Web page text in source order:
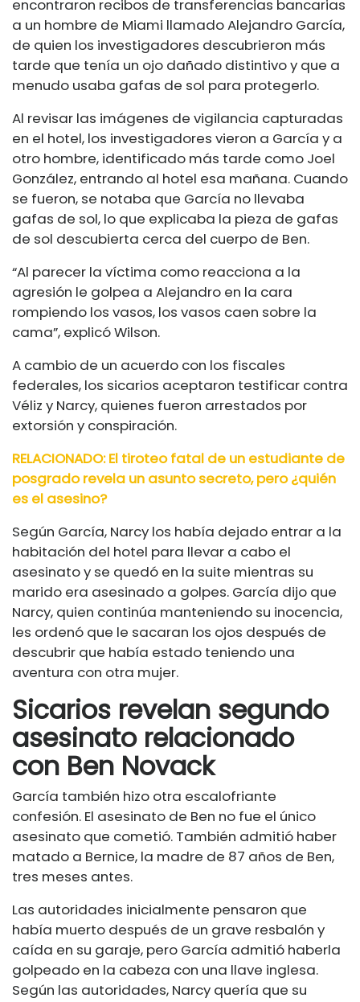
encontraron recibos de transferencias bancarias
a un hombre de Miami llamado Alejandro García,
de quien los investigadores descubrieron más
tarde que tenía un ojo dañado distintivo y que a
menudo usaba gafas de sol para protegerlo.
Al revisar las imágenes de vigilancia capturadas
en el hotel, los investigadores vieron a García y a
otro hombre, identificado más tarde como Joel
González, entrando al hotel esa mañana. Cuando
se fueron, se notaba que García no llevaba
gafas de sol, lo que explicaba la pieza de gafas
de sol descubierta cerca del cuerpo de Ben.
“Al parecer la víctima como reacciona a la
agresión le golpea a Alejandro en la cara
rompiendo los vasos, los vasos caen sobre la
cama”, explicó Wilson.
A cambio de un acuerdo con los fiscales
federales, los sicarios aceptaron testificar contra
Véliz y Narcy, quienes fueron arrestados por
extorsión y conspiración.
RELACIONADO: El tiroteo fatal de un estudiante de
posgrado revela un asunto secreto, pero ¿quién
es el asesino?
Según García, Narcy los había dejado entrar a la
habitación del hotel para llevar a cabo el
asesinato y se quedó en la suite mientras su
marido era asesinado a golpes. García dijo que
Narcy, quien continúa manteniendo su inocencia,
les ordenó que le sacaran los ojos después de
descubrir que había estado teniendo una
aventura con otra mujer.
Sicarios revelan segundo
asesinato relacionado
con Ben Novack
García también hizo otra escalofriante
confesión. El asesinato de Ben no fue el único
asesinato que cometió. También admitió haber
matado a Bernice, la madre de 87 años de Ben,
tres meses antes.
Las autoridades inicialmente pensaron que
había muerto después de un grave resbalón y
caída en su garaje, pero García admitió haberla
golpeado en la cabeza con una llave inglesa.
Según las autoridades, Narcy quería que su